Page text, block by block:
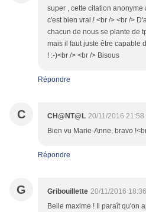
super , cette citation
c'est bien vrai ! <br /> <br />
chacun de nous se plante de
mais il faut juste être capable
! :-)<br /> <br /> Bisous
Répondre
C CH@NT@L 20/11/2016 21:58
Bien vu Marie-Anne, bravo
Répondre
G Gribouillette 20/11/2016 18:36
Belle maxime ! Il paraît qu'on